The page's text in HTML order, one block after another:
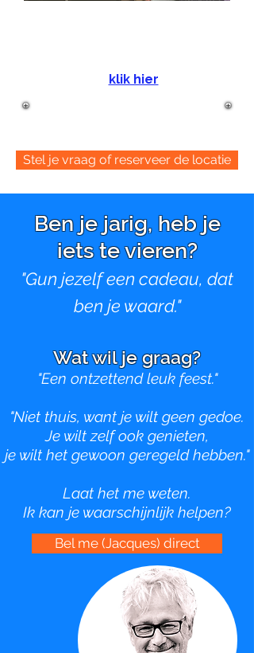
klik hier
Stel je vraag of reserveer de locatie
Ben je jarig, heb je
iets te vieren?
"Gun jezelf een cadeau, dat
ben je waard."
Wat wil je graag?
"Een ontzettend leuk feest."
"Niet thuis, want je wilt geen gedoe.
Je wilt zelf ook genieten,
je wilt het gewoon geregeld hebben."
Laat het me weten.
Ik kan je waarschijnlijk helpen?
Bel me (Jacques) direct